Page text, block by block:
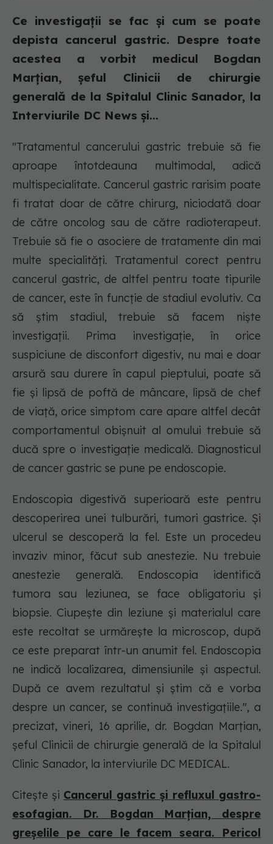
Ce investigații se fac și cum se poate
depista cancerul gastric. Despre toate
acestea a vorbit medicul Bogdan
Marțian, șeful Clinicii de chirurgie
generală de la Spitalul Clinic Sanador, la
Interviurile DC News și...
"Tratamentul cancerului gastric trebuie să fie
aproape întotdeauna multimodal, adică
multispecialitate. Cancerul gastric rarisim poate
fi tratat doar de către chirurg, niciodată doar
de către oncolog sau de către radioterapeut.
Trebuie să fie o asociere de tratamente din mai
multe specialități. Tratamentul corect pentru
cancerul gastric, de altfel pentru toate tipurile
de cancer, este în funcție de stadiul evolutiv. Ca
să știm stadiul, trebuie să facem niște
investigații. Prima investigație, în orice
suspiciune de disconfort digestiv, nu mai e doar
arsură sau durere în capul pieptului, poate să
fie și lipsă de poftă de mâncare, lipsă de chef
de viață, orice simptom care apare altfel decât
comportamentul obișnuit al omului trebuie să
ducă spre o investigație medicală. Diagnosticul
de cancer gastric se pune pe endoscopie.
Endoscopia digestivă superioară este pentru
descoperirea unei tulburări, tumori gastrice. Și
ulcerul se descoperă la fel. Este un procedeu
invaziv minor, făcut sub anestezie. Nu trebuie
anestezie generală. Endoscopia identifică
tumora sau leziunea, se face obligatoriu și
biopsie. Ciupește din leziune și materialul care
este recoltat se urmărește la microscop, după
ce este preparat într-un anumit fel. Endoscopia
ne indică localizarea, dimensiunile și aspectul.
După ce avem rezultatul și știm că e vorba
despre un cancer, se continuă investigațiile.", a
precizat, vineri, 16 aprilie, dr. Bogdan Marțian,
șeful Clinicii de chirurgie generală de la Spitalul
Clinic Sanador, la interviurile DC MEDICAL.
Citește și Cancerul gastric și refluxul gastro-
esofagian. Dr. Bogdan Marțian, despre
greșelile pe care le facem seara. Pericol